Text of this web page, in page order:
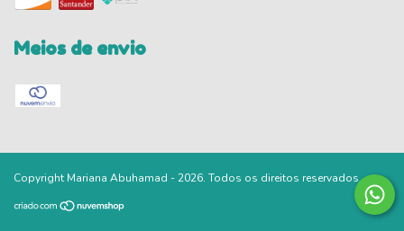
Meios de envio
Copyright Mariana Abuhamad - 2026. Todos os direitos reservados.